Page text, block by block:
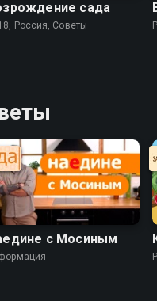
сада
Россия, Советы
с Мосиным